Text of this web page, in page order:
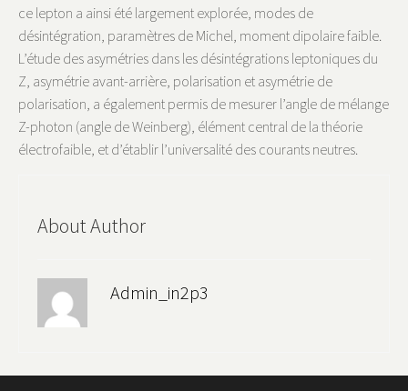
ce lepton a ainsi été largement explorée, modes de
désintégration, paramètres de Michel, moment dipolaire faible.
L’étude des asymétries dans les désintégrations leptoniques du
Z, asymétrie avant-arrière, polarisation et asymétrie de
polarisation, a également permis de mesurer l’angle de mélange
Z-photon (angle de Weinberg), élément central de la théorie
électrofaible, et d’établir l’universalité des courants neutres.
About Author
Admin_in2p3